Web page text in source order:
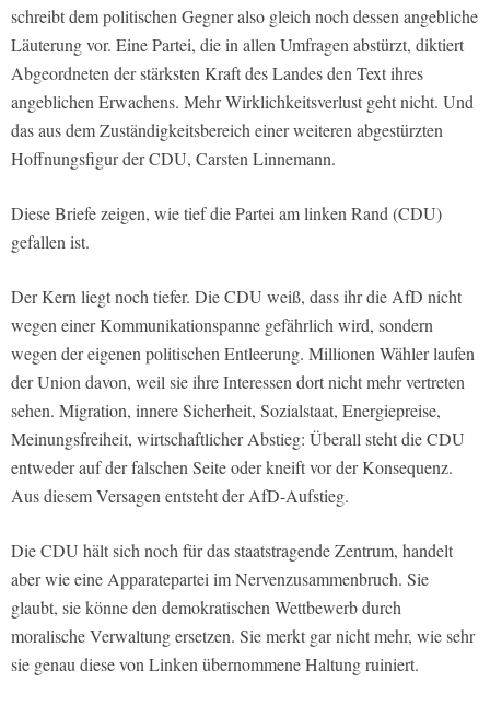
schreibt dem politischen Gegner also gleich noch dessen angebliche
Läuterung vor. Eine Partei, die in allen Umfragen abstürzt, diktiert
Abgeordneten der stärksten Kraft des Landes den Text ihres
angeblichen Erwachens. Mehr Wirklichkeitsverlust geht nicht. Und
das aus dem Zuständigkeitsbereich einer weiteren abgestürzten
Hoffnungsfigur der CDU, Carsten Linnemann.
Diese Briefe zeigen, wie tief die Partei am linken Rand (CDU)
gefallen ist.
Der Kern liegt noch tiefer. Die CDU weiß, dass ihr die AfD nicht
wegen einer Kommunikationspanne gefährlich wird, sondern
wegen der eigenen politischen Entleerung. Millionen Wähler laufen
der Union davon, weil sie ihre Interessen dort nicht mehr vertreten
sehen. Migration, innere Sicherheit, Sozialstaat, Energiepreise,
Meinungsfreiheit, wirtschaftlicher Abstieg: Überall steht die CDU
entweder auf der falschen Seite oder kneift vor der Konsequenz.
Aus diesem Versagen entsteht der AfD-Aufstieg.
Die CDU hält sich noch für das staatstragende Zentrum, handelt
aber wie eine Apparatepartei im Nervenzusammenbruch. Sie
glaubt, sie könne den demokratischen Wettbewerb durch
moralische Verwaltung ersetzen. Sie merkt gar nicht mehr, wie sehr
sie genau diese von Linken übernommene Haltung ruiniert.